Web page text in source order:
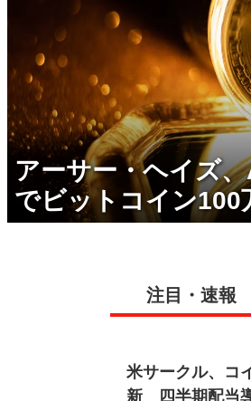
アーサー・ヘイズ
でビットコイン100
注目・速報
米サークル、コ
新 四半期配当